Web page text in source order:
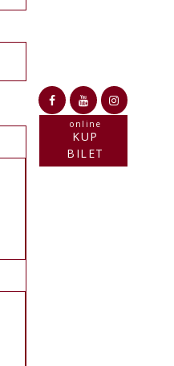
online
KUP
BILET